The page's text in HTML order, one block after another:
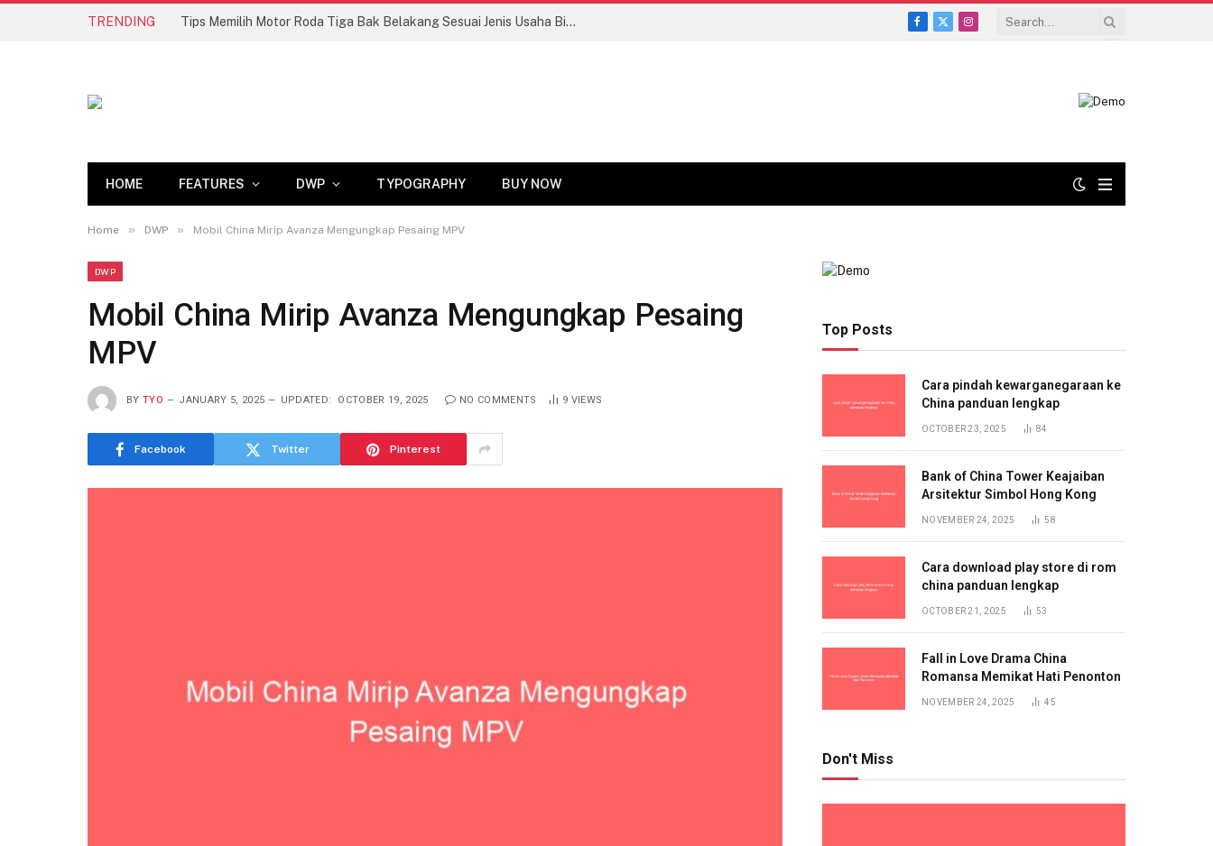
TRENDING Tips Memilih Motor Roda Tiga Bak Belakang Sesuai Jenis Usaha Biar Untung Maksimal!
Facebook
X
Instagram
HOME FEATURES DWP TYPOGRAPHY BUY NOW
Home » DWP » Mobil China Mirip Avanza Mengungkap Pesaing MPV
DWP
Mobil China Mirip Avanza Mengungkap Pesaing
MPV
BY TYO JANUARY 5, 2025 UPDATED: OCTOBER 19, 2025 NO COMMENTS 9 VIEWS
Facebook Twitter Pinterest
Top Posts
Cara pindah kewarganegaraan ke
China panduan lengkap
OCTOBER 23, 2025 84
Bank of China Tower Keajaiban
Arsitektur Simbol Hong Kong
NOVEMBER 24, 2025 58
Cara download play store di rom
china panduan lengkap
OCTOBER 21, 2025 53
Fall in Love Drama China
Romansa Memikat Hati Penonton
NOVEMBER 24, 2025 45
Don't Miss